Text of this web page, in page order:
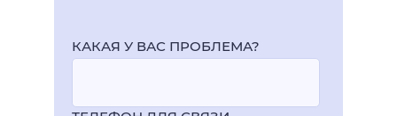
КАКАЯ У ВАС ПРОБЛЕМА?